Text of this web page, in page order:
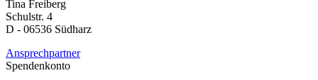
Tina Freiberg
Schulstr. 4
D - 06536 Südharz
Ansprechpartner
Spendenkonto